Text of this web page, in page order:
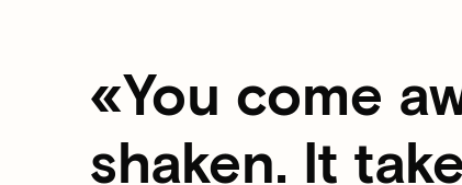
You come
shaken. It